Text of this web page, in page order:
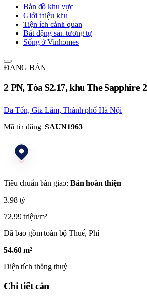
Bản đồ khu vực
Giới thiệu khu
Tiện ích cảnh quan
Bất động sản tương tự
Sống ở Vinhomes
ĐANG BÁN
2 PN, Tòa S2.17, khu The Sapphire 2
Đa Tốn, Gia Lâm, Thành phố Hà Nội
Mã tin đăng: SAUN1963
Tiêu chuẩn bàn giao: Bán hoàn thiện
3,98 tỷ
72,99 triệu/m²
Đã bao gồm toàn bộ Thuế, Phí
54,60 m²
Diện tích thông thuỷ
Chi tiết căn